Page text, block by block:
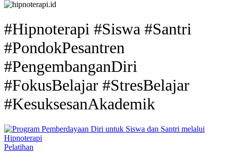
#Hipnoterapi #Siswa #Santri
#PondokPesantren
#PengembanganDiri
#FokusBelajar #StresBelajar
#KesuksesanAkademik
Pelatihan